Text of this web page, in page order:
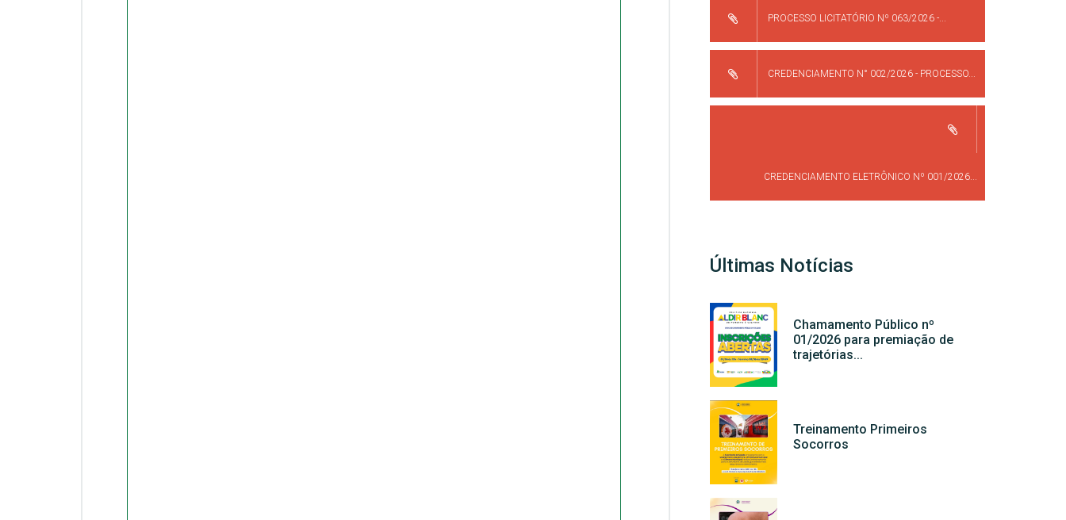
PROCESSO LICITATÓRIO Nº 063/2026 -...
CREDENCIAMENTO N° 002/2026 - PROCESSO...
CREDENCIAMENTO ELETRÔNICO Nº 001/2026...
Últimas Notícias
Chamamento Público nº
01/2026 para premiação de
trajetórias...
Treinamento Primeiros
Socorros